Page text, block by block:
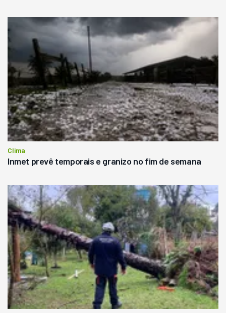
Clima
Inmet prevê temporais e granizo no fim de semana